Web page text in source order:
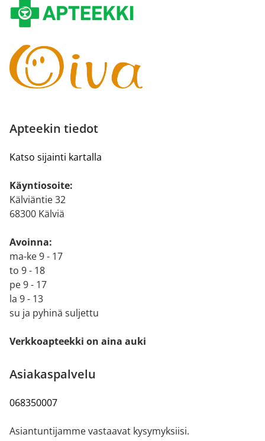
Apteekin tiedot
Katso sijainti kartalla
Käyntiosoite:
Kälviäntie 32
68300 Kälviä
Avoinna:
ma-ke 9 - 17
to 9 - 18
pe 9 - 17
la 9 - 13
su ja pyhinä suljettu
Verkkoapteekki on aina auki
Asiakaspalvelu
068350007
Asiantuntijamme vastaavat kysymyksiisi.